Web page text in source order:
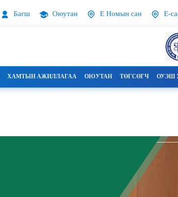
Багш Оюутан Е Номын сан Е-
ХАМТЫН АЖИЛЛАГАА ОЮУТАН ТӨГСӨГЧ ОУЭШ